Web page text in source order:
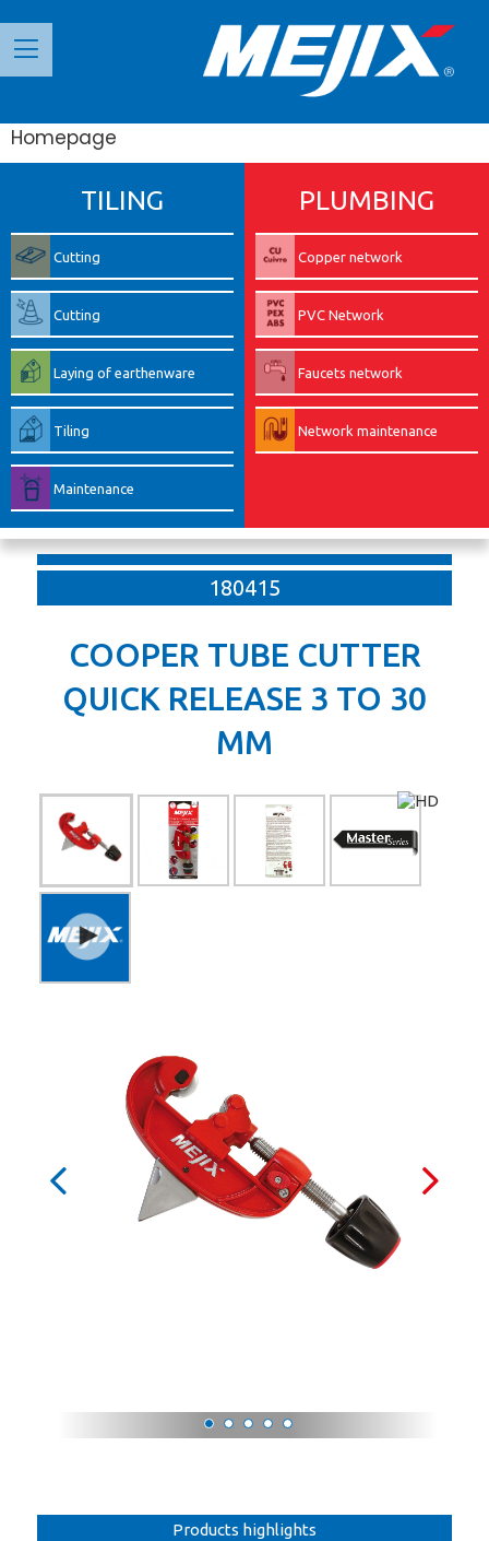
Homepage
TILING
Cutting
Cutting
Laying of earthenware
Tiling
Maintenance
PLUMBING
Copper network
PVC Network
Faucets network
Network maintenance
180415
COOPER TUBE CUTTER
QUICK RELEASE 3 TO 30
MM
Products highlights